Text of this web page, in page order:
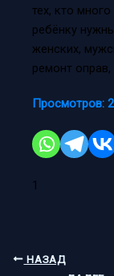
тех, кто
ребёнку
женских,
ремонт оправ,
Просмотров:
1
НАЗАД